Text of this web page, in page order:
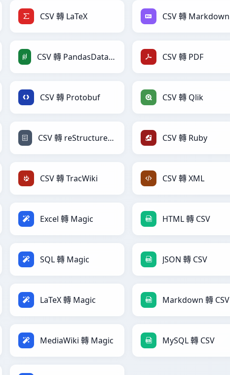
CSV 轉 LaTeX CSV 轉 Markdown
CSV 轉 PandasDataFrame CSV 轉 PDF
CSV 轉 Protobuf CSV 轉 Qlik
CSV 轉 reStructuredText CSV 轉 Ruby
CSV 轉 TracWiki CSV 轉 XML
Excel 轉 Magic HTML 轉 CSV
SQL 轉 Magic JSON 轉 CSV
LaTeX 轉 Magic Markdown 轉 CSV
MediaWiki 轉 Magic MySQL 轉 CSV